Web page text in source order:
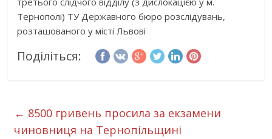
Тернополі) ТУ Державного бюро розслідувань,
розташованого у місті Львові
Поділіться:
← 8500 гривень просила за екзамени
чиновниця на Тернопільщині